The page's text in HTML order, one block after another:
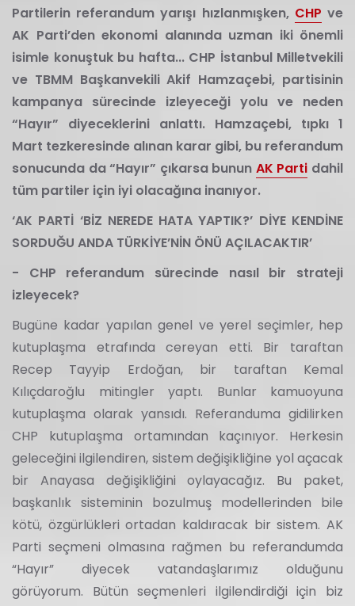
Partilerin referandum yarışı hızlanmışken, CHP ve
AK Parti’den ekonomi alanında uzman iki önemli
isimle konuştuk bu hafta... CHP İstanbul Milletvekili
ve TBMM Başkanvekili Akif Hamzaçebi, partisinin
kampanya sürecinde izleyeceği yolu ve neden
“Hayır” diyeceklerini anlattı. Hamzaçebi, tıpkı 1
Mart tezkeresinde alınan karar gibi, bu referandum
sonucunda da “Hayır” çıkarsa bunun AK Parti dahil
tüm partiler için iyi olacağına inanıyor.
‘AK PARTİ ‘BİZ NEREDE HATA YAPTIK?’ DİYE KENDİNE
SORDUĞU ANDA TÜRKİYE’NİN ÖNÜ AÇILACAKTIR’
- CHP referandum sürecinde nasıl bir strateji
izleyecek?
Bugüne kadar yapılan genel ve yerel seçimler, hep
kutuplaşma etrafında cereyan etti. Bir taraftan
Recep Tayyip Erdoğan, bir taraftan Kemal
Kılıçdaroğlu mitingler yaptı. Bunlar kamuoyuna
kutuplaşma olarak yansıdı. Referanduma gidilirken
CHP kutuplaşma ortamından kaçınıyor. Herkesin
geleceğini ilgilendiren, sistem değişikliğine yol açacak
bir Anayasa değişikliğini oylayacağız. Bu paket,
başkanlık sisteminin bozulmuş modellerinden bile
kötü, özgürlükleri ortadan kaldıracak bir sistem. AK
Parti seçmeni olmasına rağmen bu referandumda
“Hayır” diyecek vatandaşlarımız olduğunu
görüyorum. Bütün seçmenleri ilgilendirdiği için biz